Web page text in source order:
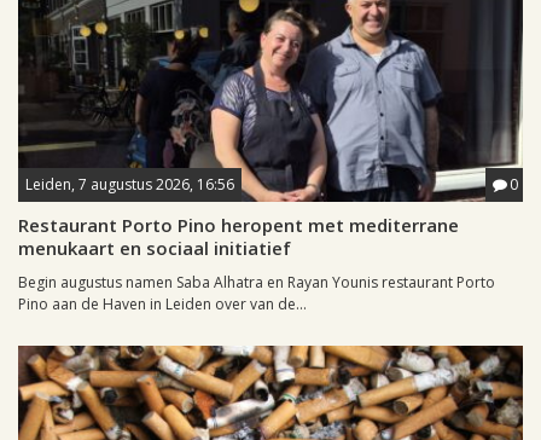
Leiden, 7 augustus 2026, 16:56 0
Restaurant Porto Pino heropent met mediterrane
menukaart en sociaal initiatief
Begin augustus namen Saba Alhatra en Rayan Younis restaurant Porto
Pino aan de Haven in Leiden over van de...